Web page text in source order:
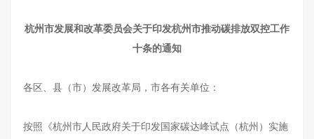
杭州市发展和改革委员会关于印发杭州市推动碳排放双控工作
十条的通知
各区、县（市）发展改革局，市各有关单位：
按照《杭州市人民政府关于印发国家碳达峰试点（杭州）实施